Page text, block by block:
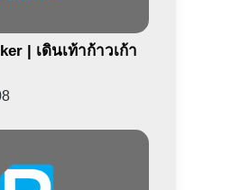
| เดินเท้าก้าวเก้า